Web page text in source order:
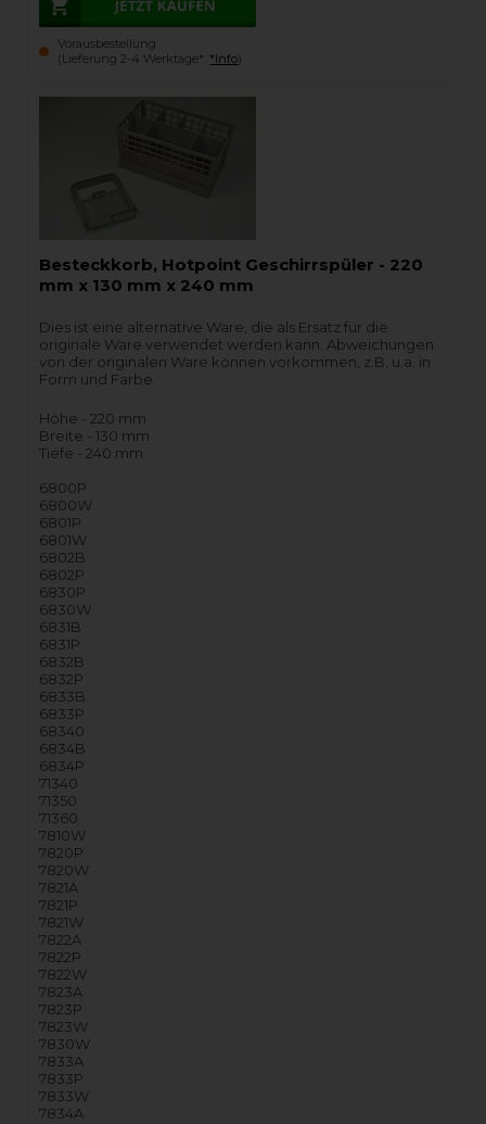
Vorausbestellung
(Lieferung 2-4 Werktage*. *Info)
Besteckkorb, Hotpoint Geschirrspüler - 220
mm x 130 mm x 240 mm
Dies ist eine alternative Ware, die als Ersatz für die
originale Ware verwendet werden kann. Abweichungen
von der originalen Ware können vorkommen, z.B. u.a. in
Form und Farbe.
Höhe - 220 mm
Breite - 130 mm
Tiefe - 240 mm
6800P
6800W
6801P
6801W
6802B
6802P
6830P
6830W
6831B
6831P
6832B
6832P
6833B
6833P
68340
6834B
6834P
71340
71350
71360
7810W
7820P
7820W
7821A
7821P
7821W
7822A
7822P
7822W
7823A
7823P
7823W
7830W
7833A
7833P
7833W
7834A